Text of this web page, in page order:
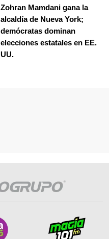
Zohran Mamdani gana la
alcaldía de Nueva York;
demócratas dominan
elecciones estatales en EE.
UU.